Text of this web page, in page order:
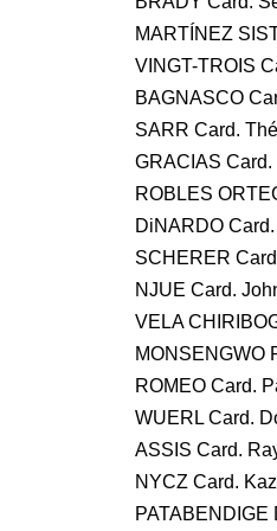
MARTÍNEZ
VINGT-TROIS
BAGNASCO
SARR Card.
GRACIAS Card.
ROBLES
DiNARDO
SCHERER
NJUE Card.
VELA
MONSENGWO
ROMEO Card.
WUERL Card.
ASSIS Card.
NYCZ Card.
PATABENDIGE